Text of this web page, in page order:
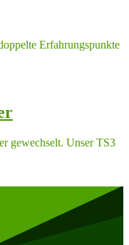
Erfahrungspunkte
gewechselt. Unser TS3